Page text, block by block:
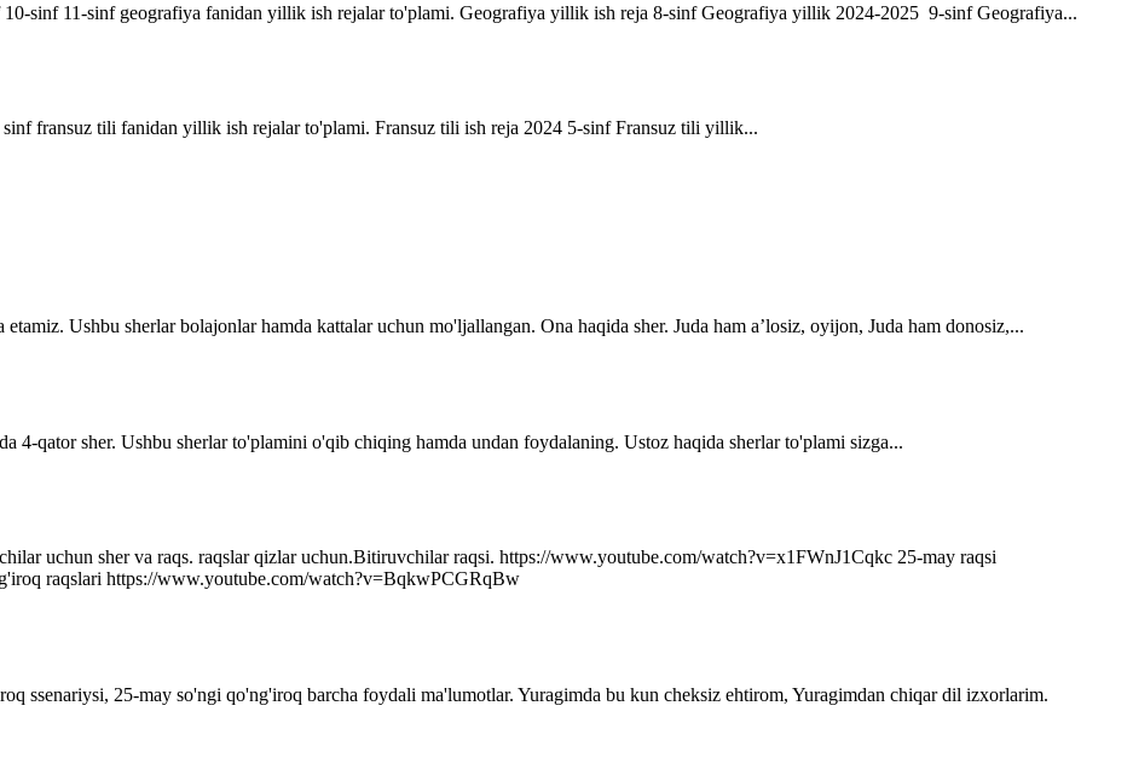
sinf 11-sinf geografiya fanidan yillik ish rejalar to'plami. Geografiya yillik ish reja 8-sinf Geografiya yillik 2024-2025 9-sinf Geografiya...
fransuz tili fanidan yillik ish rejalar to'plami. Fransuz tili ish reja 2024 5-sinf Fransuz tili yillik...
Ushbu sherlar bolajonlar hamda kattalar uchun mo'ljallangan. Ona haqida sher. Juda ham a’losiz, oyijon, Juda ham donosiz,...
4-qator sher. Ushbu sherlar to'plamini o'qib chiqing hamda undan foydalaning. Ustoz haqida sherlar to'plami sizga...
uchun sher va raqs. raqslar qizlar uchun.Bitiruvchilar raqsi. https://www.youtube.com/watch?v=x1FWnJ1Cqkc 25-may raqsi
raqslari https://www.youtube.com/watch?v=BqkwPCGRqBw
ssenariysi, 25-may so'ngi qo'ng'iroq barcha foydali ma'lumotlar. Yuragimda bu kun cheksiz ehtirom, Yuragimdan chiqar dil izxorlarim.